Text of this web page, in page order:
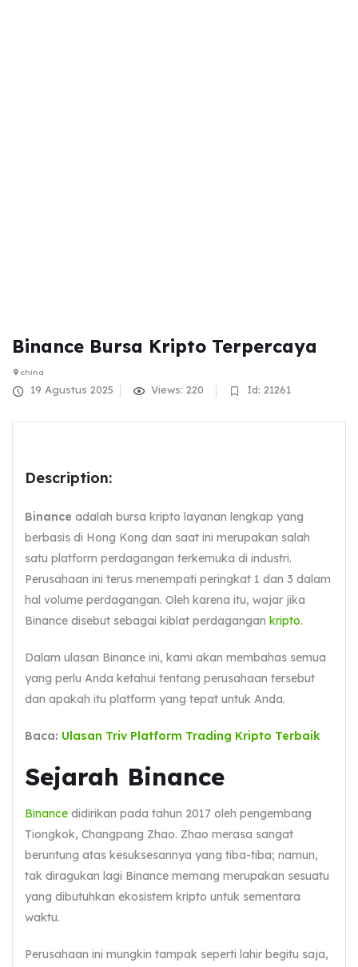
Binance Bursa Kripto Terpercaya
china
19 Agustus 2025 Views: 220 Id: 21261
Description:
Binance adalah bursa kripto layanan lengkap yang
berbasis di Hong Kong dan saat ini merupakan salah
satu platform perdagangan terkemuka di industri.
Perusahaan ini terus menempati peringkat 1 dan 3 dalam
hal volume perdagangan. Oleh karena itu, wajar jika
Binance disebut sebagai kiblat perdagangan kripto.
Dalam ulasan Binance ini, kami akan membahas semua
yang perlu Anda ketahui tentang perusahaan tersebut
dan apakah itu platform yang tepat untuk Anda.
Baca: Ulasan Triv Platform Trading Kripto Terbaik
Sejarah Binance
Binance didirikan pada tahun 2017 oleh pengembang
Tiongkok, Changpang Zhao. Zhao merasa sangat
beruntung atas kesuksesannya yang tiba-tiba; namun,
tak diragukan lagi Binance memang merupakan sesuatu
yang dibutuhkan ekosistem kripto untuk sementara
waktu.
Perusahaan ini mungkin tampak seperti lahir begitu saja,